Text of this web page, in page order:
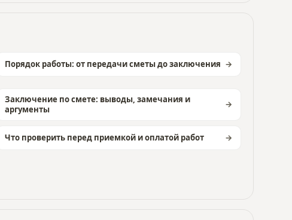
Порядок работы: от передачи сметы до заключения
Заключение по смете: выводы, замечания и
аргументы
Что проверить перед приемкой и оплатой работ